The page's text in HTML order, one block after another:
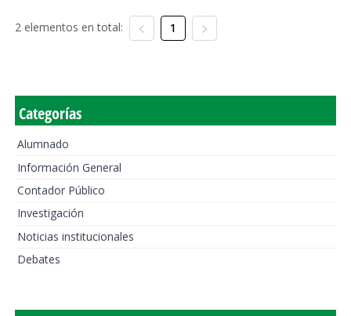
2 elementos en total: 1
Categorías
Alumnado
Información General
Contador Público
Investigación
Noticias institucionales
Debates